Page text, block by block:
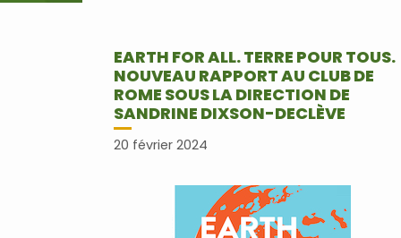
EARTH FOR ALL. TERRE POUR TOUS.
NOUVEAU RAPPORT AU CLUB DE
ROME SOUS LA DIRECTION DE
SANDRINE DIXSON-DECLÈVE
20 février 2024